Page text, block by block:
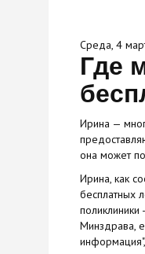
Среда, 4
Где
Ирина —
она может
Ирина, как
бесплатных
Минздрава,